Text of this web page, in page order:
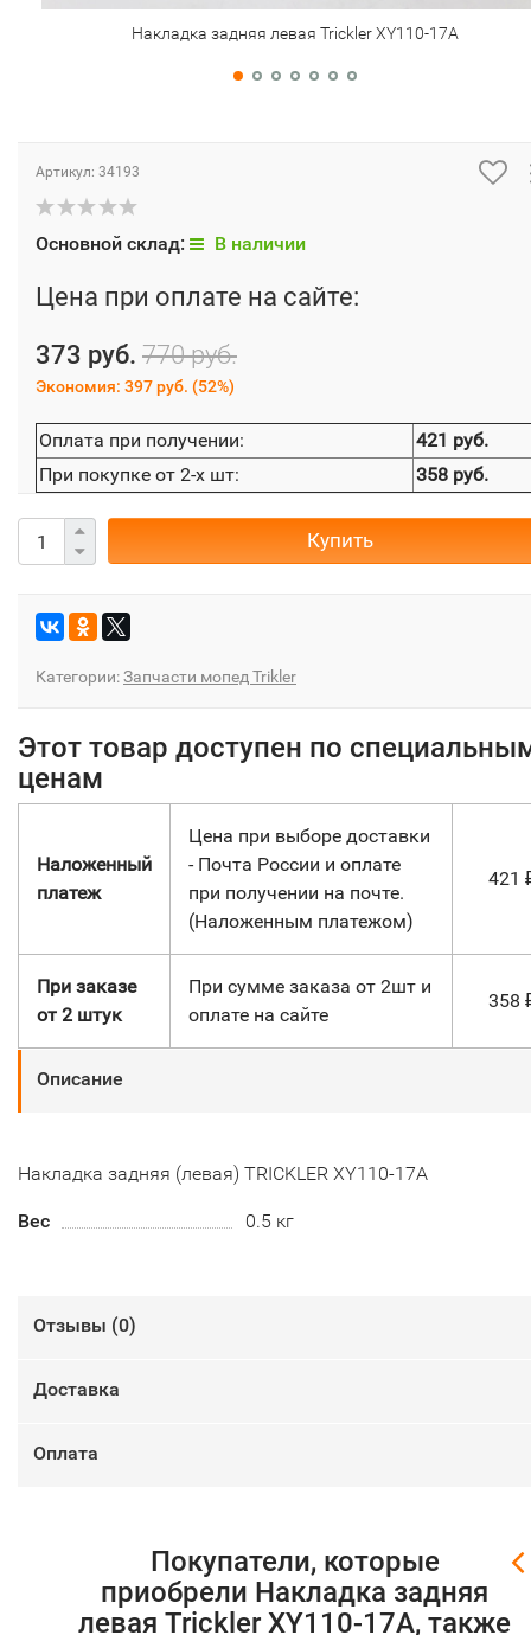
Накладка задняя левая Trickler XY110-17A
Артикул: 34193
Основной склад: В наличии
Цена при оплате на сайте:
373 руб. 770 руб.
Экономия: 397 руб. (52%)
Оплата при получении:
421 руб.
При покупке от 2-х шт:
358 руб.
Купить
Категории:Запчасти мопед Trikler
Этот товар доступен по
ценам
Наложенный
платеж
Цена при выборе доставки
- Почта России и оплате
при получении на почте.
(Наложенным платежом)
421
При заказе
от 2 штук
При сумме заказа от 2шт и
оплате на сайте
358
Описание
Накладка задняя (левая) TRICKLER XY110-17A
Вес 0.5 кг
Отзывы (0)
Доставка
Оплата
Покупатели, которые
приобрели Накладка задняя
левая Trickler XY110-17A, также